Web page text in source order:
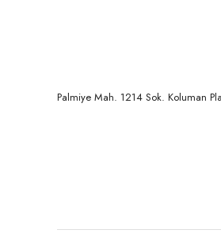
Palmiye Mah. 1214 Sok. Koluman Plaza 2/B Yenişehir/ MERSİN.ㅤㅤㅤㅤㅤㅤㅤㅤㅤㅤㅤㅤ